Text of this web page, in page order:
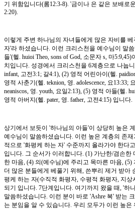
기 위함입니다(롬12:3-8). '금이나 은 같은 보배로
2:20).
이렇게 주변 하나님의 자녀들에게 많은 자비를
자'라 하셨습니다. 이런 크리스천을 예수님이 말
들'(헬. huioi Theo, sons of God, 소문자 s, 마
치입니다. 성경에서 크리스천을 6계층으로 나눕
infant, 고전3:1; 갈4:1), (2) 영적 어린아이(헬.
영적 사춘기(헬. teknion, 영. adolescence, 요13:33;
neaniscos, 영. youth, 요일2:13), (5) 영적 아들(헬.
영적 아버지(헬. pater, 영. father, 고전4:15) 입니다.
상기에서 보듯이 '하나님의 아들'이 상당히 높은
예수님이 말씀하셨습니다. 이런 높은 계층의 존재
적으로 '화평케 하는 자' 수준까지 올라가야 한다
입니다. 그 순서가 이러합니다. (1) 가난한/겸손한
한 마음, (4) 의(예수님)에 주리고 목마른 마음, (5)
더 많은 분들에게 베풀기 위해, 쓴뿌리 제거 받아
평케 하는 자(수직적 화평자, 수평적 화평자, 지
되기 입니다. 7단계입니다. 여기까지 왔을 때, '하
말씀하셨습니다. 이런 분이 바로 'Ashre 복' 받는
는 분임을 알 수 있습니다. 우리 모두가 이런 높